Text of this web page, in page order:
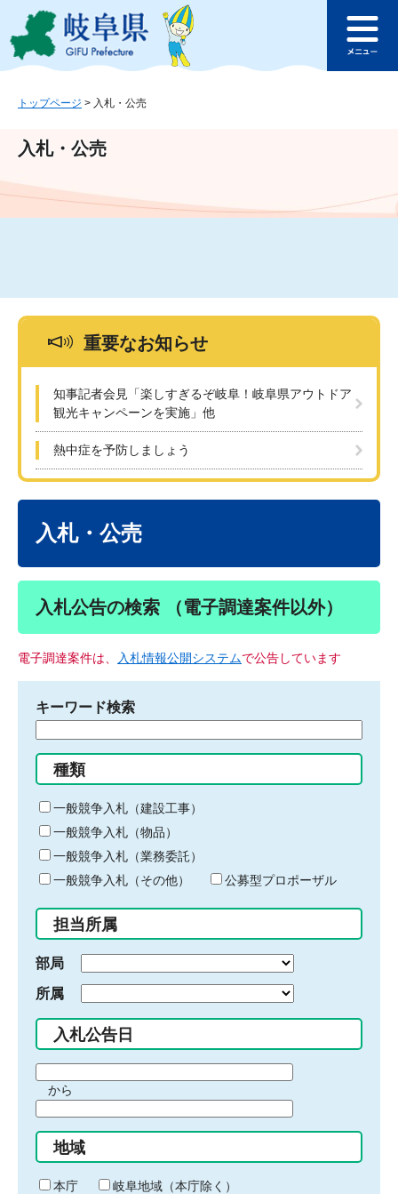
ジ
ュ
文
このページの本文へ
ュ
トップページ > 入札・公売
入札・公売
重要なお知らせ
知事記者会見「楽しすぎるぞ岐阜！岐阜県アウトドア
観光キャンペーンを実施」他
熱中症を予防しましょう
入札・公売
入札公告の検索 （電子調達案件以外）
電子調達案件は、 入札情報公開システムで公告しています
キーワード検索
る
キ
ー
ワ
ー
ド
入
力
種類
一般競争入札（建設工事）
一般競争入札（物品）
一般競争入札（業務委託）
一般競争入札（その他）
公募型プロポーザル
担当所属
部局
所属
入札公告日
間
始
り
から
間
終
わ
地域
本庁
岐阜地域（本庁除く）